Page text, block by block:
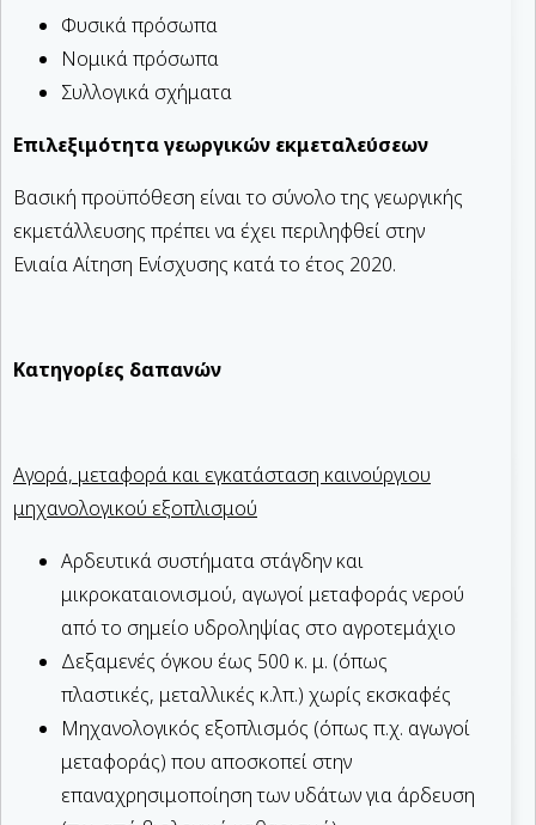
Φυσικά πρόσωπα
Νομικά πρόσωπα
Συλλογικά σχήματα
Επιλεξιμότητα γεωργικών εκμεταλεύσεων
Βασική προϋπόθεση είναι το σύνολο της γεωργικής
εκμετάλλευσης πρέπει να έχει περιληφθεί στην
Ενιαία Αίτηση Ενίσχυσης κατά το έτος 2020.
Κατηγορίες δαπανών
Αγορά, μεταφορά και εγκατάσταση καινούργιου
μηχανολογικού εξοπλισμού
Αρδευτικά συστήματα στάγδην και
μικροκαταιονισμού, αγωγοί μεταφοράς νερού
από το σημείο υδροληψίας στο αγροτεμάχιο
Δεξαμενές όγκου έως 500 κ. μ. (όπως
πλαστικές, μεταλλικές κ.λπ.) χωρίς εκσκαφές
Μηχανολογικός εξοπλισμός (όπως π.χ. αγωγοί
μεταφοράς) που αποσκοπεί στην
επαναχρησιμοποίηση των υδάτων για άρδευση